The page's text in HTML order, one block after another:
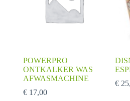
POWERPRO
ONTKALKER WAS
AFWASMACHINE
€17,00
€